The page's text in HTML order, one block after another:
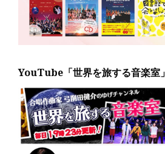
YouTube「世界を旅する音楽室」